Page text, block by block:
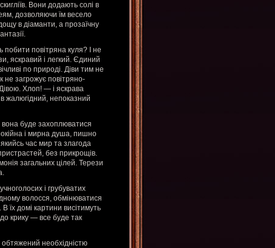
Вони додають солі в
дозволяючи їм весело
в діаманти, а прозаїчну
повітряна куля? І не
яскравий і легкий. Єдиний
по природі. Діви тим не
не загрожує повітряно-
Хлоп! — і яскрава
жалюгідний, непоказний
вона буде захоплюватися
і мирна душа, пишно
час мир та злагода
без прикрощів.
загальних цілей. Терези
і грубуватих
волосся, обмінюватися
домі картини висітимуть
крику — все буде так
необхідністю